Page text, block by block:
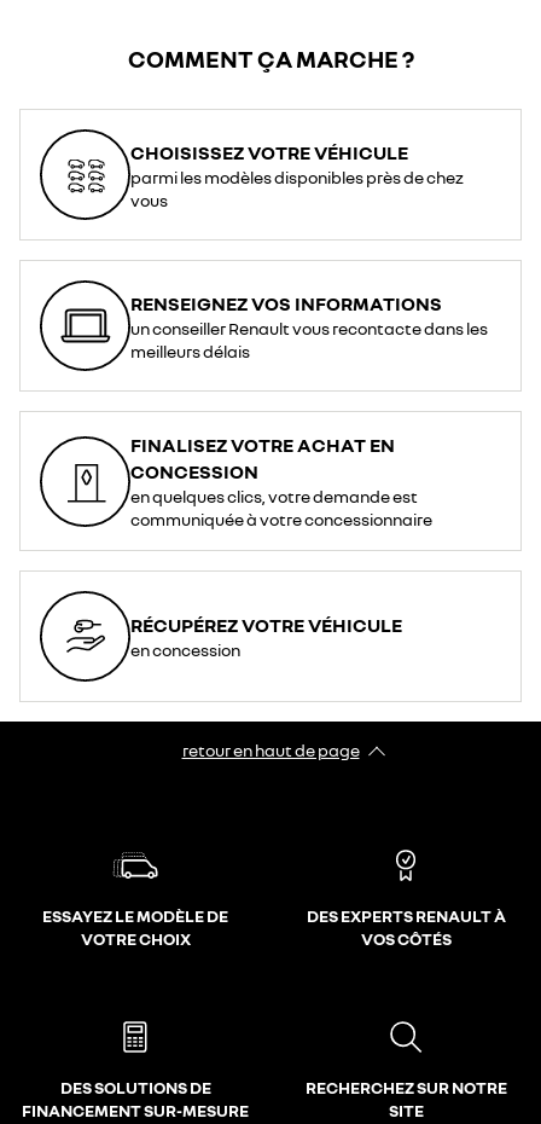
COMMENT ÇA MARCHE ?
CHOISISSEZ VOTRE VÉHICULE
parmi les modèles disponibles près de chez
vous
RENSEIGNEZ VOS INFORMATIONS
un conseiller Renault vous recontacte dans les
meilleurs délais
FINALISEZ VOTRE ACHAT EN
CONCESSION
en quelques clics, votre demande est
communiquée à votre concessionnaire
RÉCUPÉREZ VOTRE VÉHICULE
en concession
retour en haut de page​
ESSAYEZ LE MODÈLE DE
VOTRE CHOIX
DES EXPERTS RENAULT À
VOS CÔTÉS
DES SOLUTIONS DE
FINANCEMENT SUR-MESURE
RECHERCHEZ SUR NOTRE
SITE